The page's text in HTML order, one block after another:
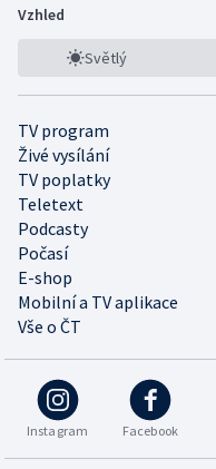
Vzhled
Světlý
TV program
Živé vysílání
TV poplatky
Teletext
Podcasty
Počasí
E-shop
Mobilní a TV aplikace
Vše o ČT
Instagram Facebook